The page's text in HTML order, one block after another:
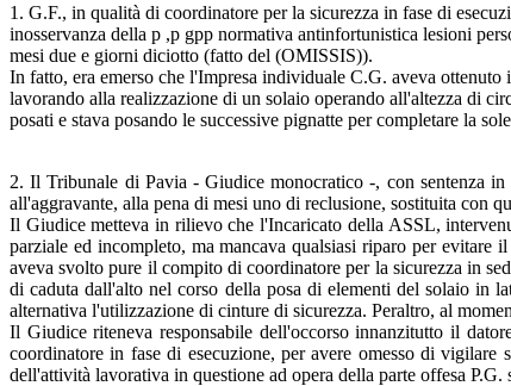
1. G.F., in qualità di coordinatore per la sicurezza in fase di
inosservanza della p ,p gpp normativa antinfortunistica lesioni
mesi due e giorni diciotto (fatto del (OMISSIS)).
In fatto, era emerso che l'Impresa individuale C.G. aveva
lavorando alla realizzazione di un solaio operando all'altezza di
posati e stava posando le successive pignatte per completare la
2. Il Tribunale di Pavia - Giudice monocratico -, con sentenza
all'aggravante, alla pena di mesi uno di reclusione, sostituita con
Il Giudice metteva in rilievo che l'Incaricato della ASSL,
parziale ed incompleto, ma mancava qualsiasi riparo per
aveva svolto pure il compito di coordinatore per la sicurezza in
di caduta dall'alto nel corso della posa di elementi del solaio in
alternativa l'utilizzazione di cinture di sicurezza. Peraltro, al
Il Giudice riteneva responsabile dell'occorso innanzitutto il
coordinatore in fase di esecuzione, per avere omesso di
dell'attività lavorativa in questione ad opera della parte offesa